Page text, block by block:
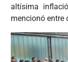
altísima
mencionó entre